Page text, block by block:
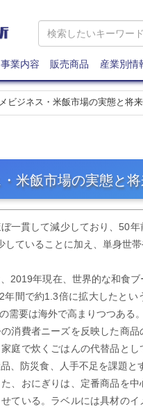
事業内容 販売商品 産業別情
ビジネス・米飯市場の実態と将
米飯市場の実態と
一貫して減少しており、50
ていることに加え、単身世
2019年現在、世界的な和食
間で約1.3倍に拡大したと
需要は海外で高まりつつある。
消費者ニーズを反映した商品
庭で炊くごはんの代替品と
、防災食、人手不足を課題
、おにぎりは、定番商品を
ている。ラベルには具材の